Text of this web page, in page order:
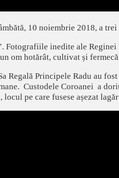
10 noiembrie 2018, a
Fotografiile inedite ale
om hotărât, cultivat și
Regală Principele Radu au
Custodele Coroanei a
pe care fusese așezat